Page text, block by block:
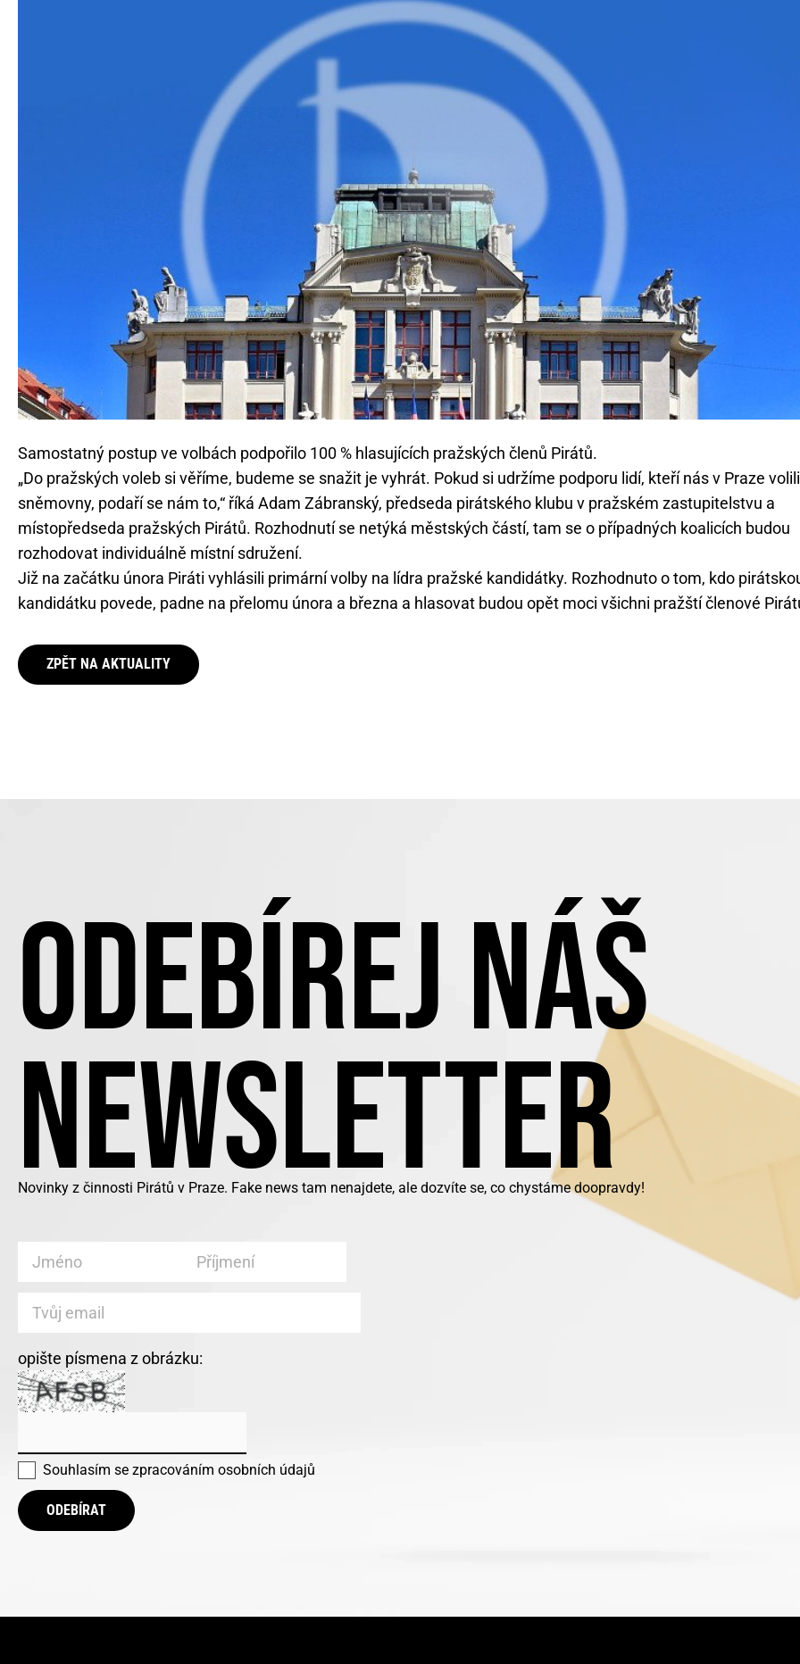
Samostatný postup ve volbách podpořilo 100 % hlasujících pražských členů Pirátů.
„Do pražských voleb si věříme, budeme se snažit je vyhrát. Pokud si udržíme podporu lidí, kteří nás v Praze
sněmovny, podaří se nám to,“ říká Adam Zábranský, předseda pirátského klubu v pražském zastupitelstvu a
místopředseda pražských Pirátů. Rozhodnutí se netýká městských částí, tam se o případných koalicích budou
rozhodovat individuálně místní sdružení.
Již na začátku února Piráti vyhlásili primární volby na lídra pražské kandidátky. Rozhodnuto o tom, kdo
kandidátku povede, padne na přelomu února a března a hlasovat budou opět moci všichni pražští členové
ZPĚT NA AKTUALITY
ODEBÍREJ NÁŠ
NEWSLETTER
Novinky z činnosti Pirátů v Praze. Fake news tam nenajdete, ale dozvíte se, co chystáme doopravdy!
opište písmena z obrázku:
Souhlasím se zpracováním osobních údajů
ODEBÍRAT